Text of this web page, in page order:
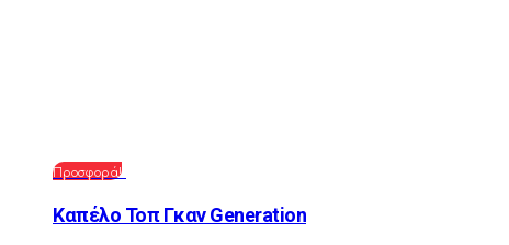
Προσφορά!
Καπέλο Τοπ Γκαν Generation